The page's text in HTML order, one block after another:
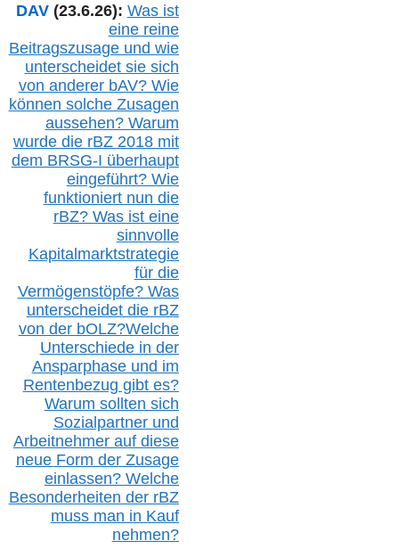
DAV (23.6.26): Was ist
eine reine
Beitragszusage und wie
unterscheidet sie sich
von anderer bAV? Wie
können solche Zusagen
aussehen? Warum
wurde die rBZ2018 mit
dem BRSG-I überhaupt
eingeführt? Wie
funktioniert nun die
rBZ? Was ist eine
sinnvolle
Kapitalmarktstrategie
für die
Vermögenstöpfe? Was
unterscheidet die rBZ
von der bOLZ?Welche
Unterschiede in der
Ansparphase und im
Rentenbezug gibt es?
Warum sollten sich
Sozialpartner und
Arbeitnehmer auf diese
neue Form der Zusage
einlassen? Welche
Besonderheiten der rBZ
muss man in Kauf
nehmen?